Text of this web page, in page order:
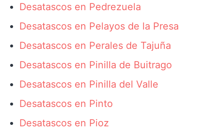
Desatascos en Pedrezuela
Desatascos en Pelayos de la Presa
Desatascos en Perales de Tajuña
Desatascos en Pinilla de Buitrago
Desatascos en Pinilla del Valle
Desatascos en Pinto
Desatascos en Pioz